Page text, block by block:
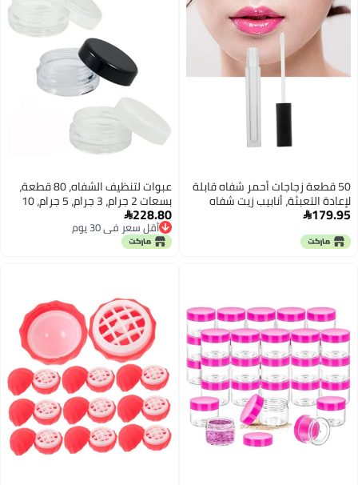
50 قطعة زجاجات أحمر شفاه قابلة
لإعادة التعبئة، أنابيب زيت شفاه
ناعمة، بلاستيك عالي الجودة، سعة
4.5 مل لكل منها، للاستخدام في
179.95
عبوات لتنظيف الشفاه، 80 قطعة،
بسعات 2 جرام، 3 جرام، 5 جرام، 10
البلاستيك، صندوق لمستحضرات
التجميل والمكياج، وعاء لتخزين فن
228.80
أقل سعر في 30 يوم
أقل سعر في 30 يوم